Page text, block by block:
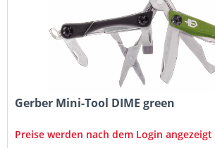
Gerber Mini-Tool DIME green
Preise werden nach dem Login angezeigt